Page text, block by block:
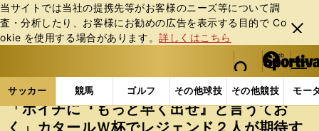
当サイトでは当社の提携先等がお客様のニーズ等について調
査・分析したり、お客様にお勧めの広告を表⽰する⽬的で Co
okie を使⽤する場合があります。詳しくはこちら
閉じ
る
web Sportiva (webスポルティーバ)
検索
マイペ
ー
ジ
メニュ
サッカー 競馬 ゴルフ その他球技 その他競技 モー
ス
ポ
ル
サッカーの記事一覧 サッカー代表 日本代表 「
「ポイチに『もっと早く出せ』と言うてお
く」カタールＷ杯でレジェンド２人が期待す